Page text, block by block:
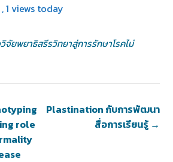
, 1 views today
จัยพยาธิสรีรวิทยาสู่การรักษาโรคไม่
Plastination กับการพัฒนา
สื่อการเรียนรู้ →
role